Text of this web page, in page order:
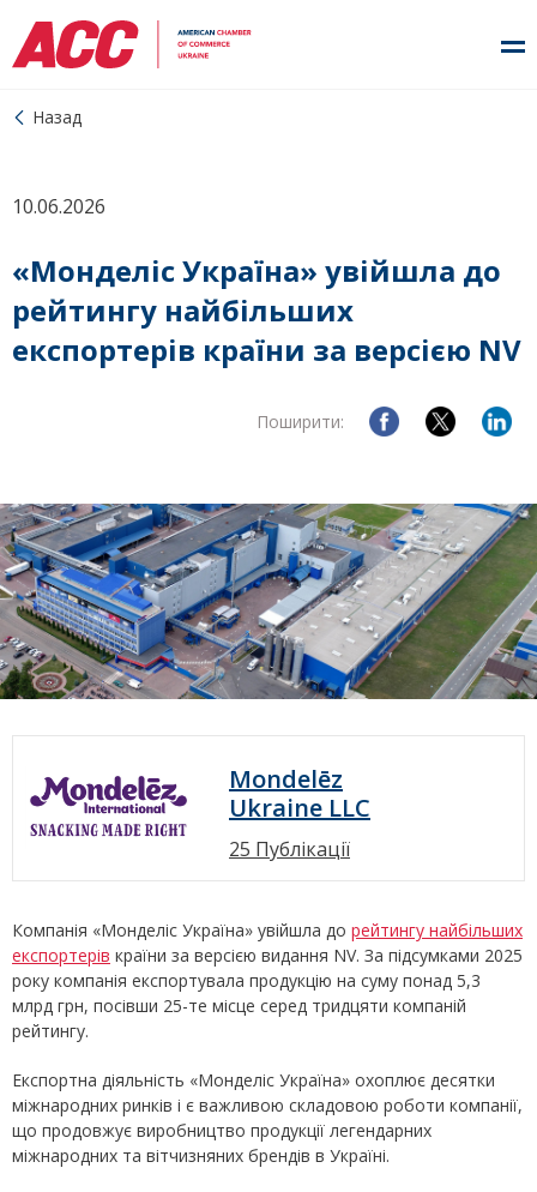
Назад
10.06.2026
«Монделіс Україна» увійшла до
рейтингу найбільших
експортерів країни за версією NV
Поширити:
Mondelēz
Ukraine LLC
25 Публікації
Компанія «Монделіс Україна» увійшла до рейтингу найбільших
експортерів країни за версією видання NV. За підсумками 2025
року компанія експортувала продукцію на суму понад 5,3
млрд грн, посівши 25-те місце серед тридцяти компаній
рейтингу.
Експортна діяльність «Монделіс Україна» охоплює десятки
міжнародних ринків і є важливою складовою роботи компанії,
що продовжує виробництво продукції легендарних
міжнародних та вітчизняних брендів в Україні.